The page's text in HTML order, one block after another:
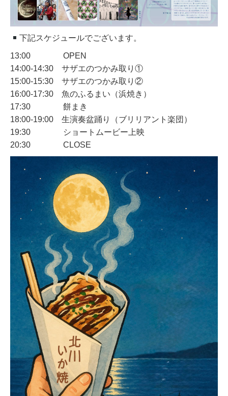
下記スケジュールでございます。
13:00 OPEN
14:00‐14:30 サザエのつかみ取り①
15:00‐15:30 サザエのつかみ取り②
16:00‐17:30 魚のふるまい（浜焼き）
17:30 餅まき
18:00‐19:00 生演奏盆踊り（ブリリアント楽団）
19:30 ショートムービー上映
20:30 CLOSE